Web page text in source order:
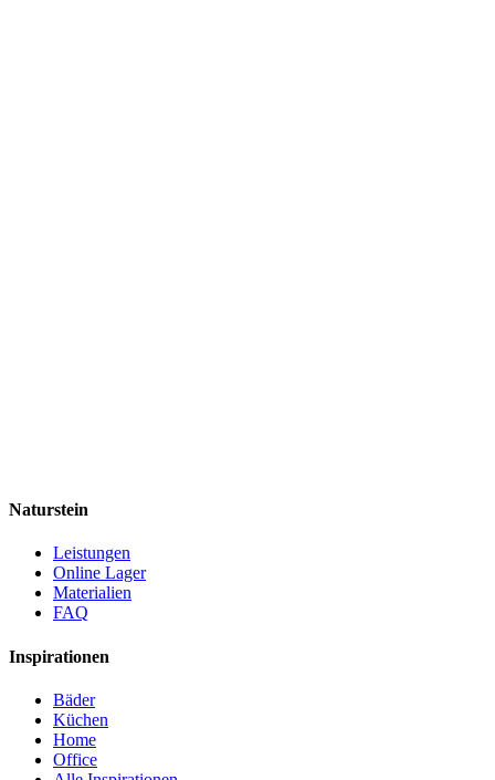
Naturstein
Leistungen
Online Lager
Materialien
FAQ
Inspirationen
Bäder
Küchen
Home
Office